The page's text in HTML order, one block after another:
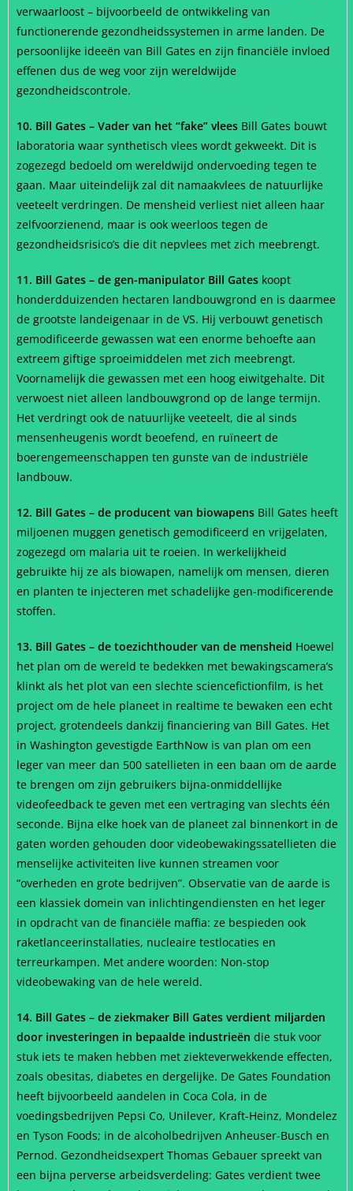
verwaarloost – bijvoorbeeld de ontwikkeling van
functionerende gezondheidssystemen in arme landen. De
persoonlijke ideeën van Bill Gates en zijn financiële invloed
effenen dus de weg voor zijn wereldwijde
gezondheidscontrole.
10. Bill Gates – Vader van het “fake” vlees Bill Gates bouwt
laboratoria waar synthetisch vlees wordt gekweekt. Dit is
zogezegd bedoeld om wereldwijd ondervoeding tegen te
gaan. Maar uiteindelijk zal dit namaakvlees de natuurlijke
veeteelt verdringen. De mensheid verliest niet alleen haar
zelfvoorzienend, maar is ook weerloos tegen de
gezondheidsrisico’s die dit nepvlees met zich meebrengt.
11. Bill Gates – de gen-manipulator Bill Gates koopt
honderdduizenden hectaren landbouwgrond en is daarmee
de grootste landeigenaar in de VS. Hij verbouwt genetisch
gemodificeerde gewassen wat een enorme behoefte aan
extreem giftige sproeimiddelen met zich meebrengt.
Voornamelijk die gewassen met een hoog eiwitgehalte. Dit
verwoest niet alleen landbouwgrond op de lange termijn.
Het verdringt ook de natuurlijke veeteelt, die al sinds
mensenheugenis wordt beoefend, en ruïneert de
boerengemeenschappen ten gunste van de industriële
landbouw.
12. Bill Gates – de producent van biowapens Bill Gates heeft
miljoenen muggen genetisch gemodificeerd en vrijgelaten,
zogezegd om malaria uit te roeien. In werkelijkheid
gebruikte hij ze als biowapen, namelijk om mensen, dieren
en planten te injecteren met schadelijke gen-modificerende
stoffen.
13. Bill Gates – de toezichthouder van de mensheid Hoewel
het plan om de wereld te bedekken met bewakingscamera’s
klinkt als het plot van een slechte sciencefictionfilm, is het
project om de hele planeet in realtime te bewaken een echt
project, grotendeels dankzij financiering van Bill Gates. Het
in Washington gevestigde EarthNow is van plan om een
leger van meer dan 500 satellieten in een baan om de aarde
te brengen om zijn gebruikers bijna-onmiddellijke
videofeedback te geven met een vertraging van slechts één
seconde. Bijna elke hoek van de planeet zal binnenkort in de
gaten worden gehouden door videobewakingssatellieten die
menselijke activiteiten live kunnen streamen voor
“overheden en grote bedrijven”. Observatie van de aarde is
een klassiek domein van inlichtingendiensten en het leger
in opdracht van de financiële maffia: ze bespieden ook
raketlanceerinstallaties, nucleaire testlocaties en
terreurkampen. Met andere woorden: Non-stop
videobewaking van de hele wereld.
14. Bill Gates – de ziekmaker Bill Gates verdient miljarden
door investeringen in bepaalde industrieën die stuk voor
stuk iets te maken hebben met ziekteverwekkende effecten,
zoals obesitas, diabetes en dergelijke. De Gates Foundation
heeft bijvoorbeeld aandelen in Coca Cola, in de
voedingsbedrijven Pepsi Co, Unilever, Kraft-Heinz, Mondelez
en Tyson Foods; in de alcoholbedrijven Anheuser-Busch en
Pernod. Gezondheidsexpert Thomas Gebauer spreekt van
een bijna perverse arbeidsverdeling: Gates verdient twee